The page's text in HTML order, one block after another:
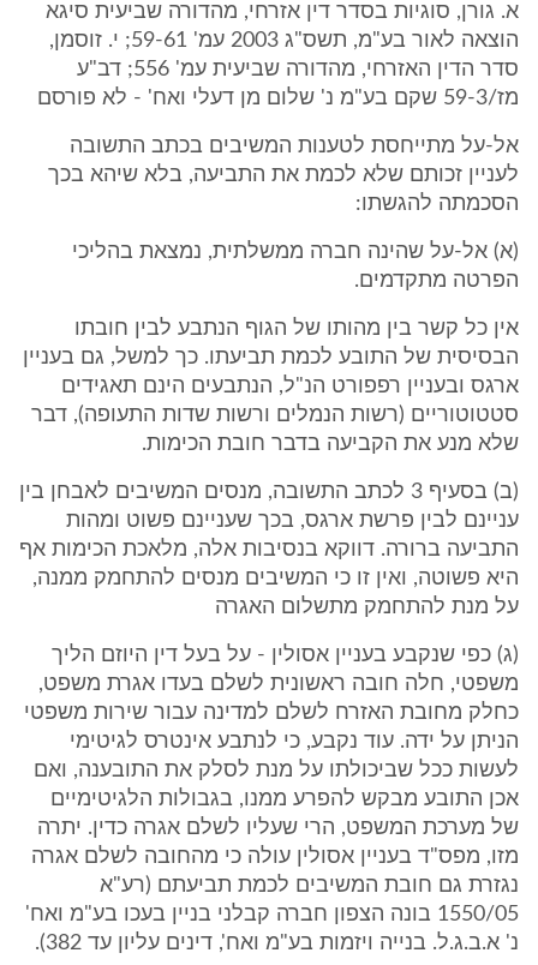
א. גורן, סוגיות בסדר דין אזרחי, מהדורה שביעית סיגא
הוצאה לאור בע"מ, תשס"ג 2003 עמ' 59-61; י. זוסמן,
סדר הדין האזרחי, מהדורה שביעית עמ' 556; דב"ע
מז/59-3 שקם בע"מ נ' שלום מן דעלי ואח' - לא פורסם
אל-על מתייחסת לטענות המשיבים בכתב התשובה
לעניין זכותם שלא לכמת את התביעה, בלא שיהא בכך
הסכמתה להגשתו:
(א) אל-על שהינה חברה ממשלתית, נמצאת בהליכי
הפרטה מתקדמים.
אין כל קשר בין מהותו של הגוף הנתבע לבין חובתו
הבסיסית של התובע לכמת תביעתו. כך למשל, גם בעניין
ארגס ובעניין רפפורט הנ"ל, הנתבעים הינם תאגידים
סטטוטוריים (רשות הנמלים ורשות שדות התעופה), דבר
שלא מנע את הקביעה בדבר חובת הכימות.
(ב) בסעיף 3 לכתב התשובה, מנסים המשיבים לאבחן בין
עניינם לבין פרשת ארגס, בכך שעניינם פשוט ומהות
התביעה ברורה. דווקא בנסיבות אלה, מלאכת הכימות אף
היא פשוטה, ואין זו כי המשיבים מנסים להתחמק ממנה,
על מנת להתחמק מתשלום האגרה
(ג) כפי שנקבע בעניין אסולין - על בעל דין היוזם הליך
משפטי, חלה חובה ראשונית לשלם בעדו אגרת משפט,
כחלק מחובת האזרח לשלם למדינה עבור שירות משפטי
הניתן על ידה. עוד נקבע, כי לנתבע אינטרס לגיטימי
לעשות ככל שביכולתו על מנת לסלק את התובענה, ואם
אכן התובע מבקש להפרע ממנו, בגבולות הלגיטימיים
של מערכת המשפט, הרי שעליו לשלם אגרה כדין. יתרה
מזו, מפס"ד בעניין אסולין עולה כי מהחובה לשלם אגרה
נגזרת גם חובת המשיבים לכמת תביעתם (רע"א
1550/05 בונה הצפון חברה קבלני בניין בעכו בע"מ ואח'
נ' א.ב.ג.ל. בנייה ויזמות בע"מ ואח', דינים עליון עד 382).